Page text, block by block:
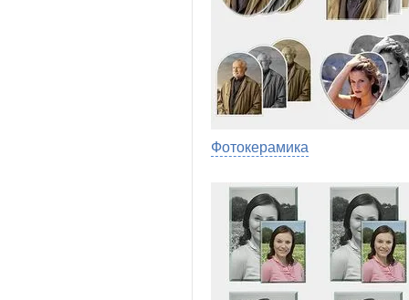
Фотокерамика